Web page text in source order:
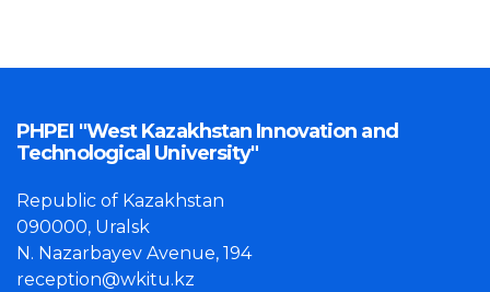
PHPEI "West Kazakhstan Innovation and
Technological University"
Republic of Kazakhstan
090000, Uralsk
N. Nazarbayev Avenue, 194
reception@wkitu.kz